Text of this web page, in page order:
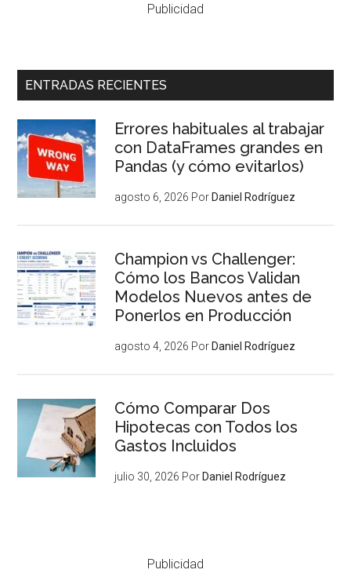
Publicidad
ENTRADAS RECIENTES
Errores habituales al trabajar
con DataFrames grandes en
Pandas (y cómo evitarlos)
agosto 6, 2026 Por Daniel Rodríguez
Champion vs Challenger:
Cómo los Bancos Validan
Modelos Nuevos antes de
Ponerlos en Producción
agosto 4, 2026 Por Daniel Rodríguez
Cómo Comparar Dos
Hipotecas con Todos los
Gastos Incluidos
julio 30, 2026 Por Daniel Rodríguez
Publicidad